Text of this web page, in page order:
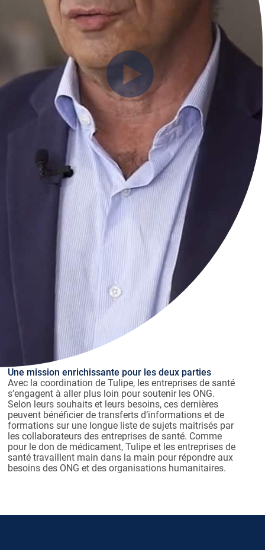
Une mission enrichissante pour les deux parties
Avec la coordination de Tulipe, les entreprises de santé
s’engagent à aller plus loin pour soutenir les ONG.
Selon leurs souhaits et leurs besoins, ces dernières
peuvent bénéficier de transferts d’informations et de
formations sur une longue liste de sujets maitrisés par
les collaborateurs des entreprises de santé. Comme
pour le don de médicament, Tulipe et les entreprises de
santé travaillent main dans la main pour répondre aux
besoins des ONG et des organisations humanitaires.